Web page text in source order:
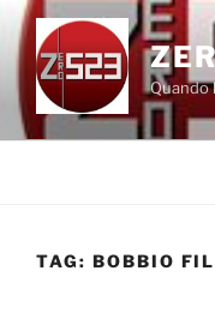
Salta
contenuto
Quando
TAG: BOBBIO